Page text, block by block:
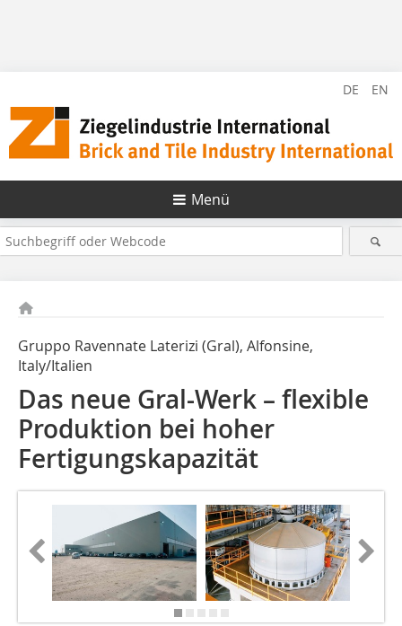
DE EN
Menü
Gruppo Ravennate Laterizi (Gral), Alfonsine,
Italy/Italien
Das neue Gral-Werk – flexible
Produktion bei hoher
Fertigungskapazität